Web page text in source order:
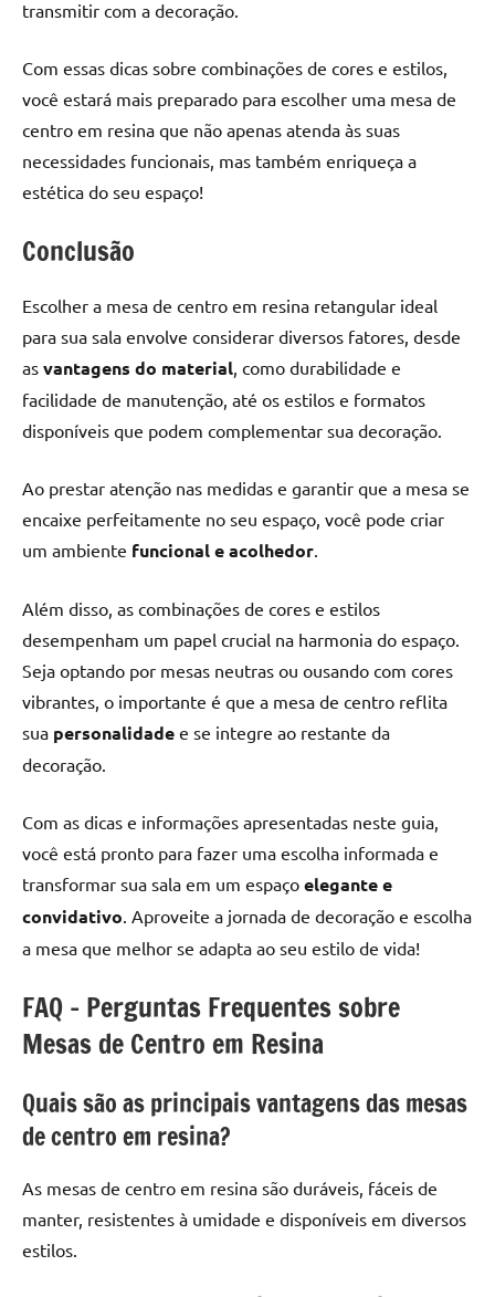
transmitir com a decoração.
Com essas dicas sobre combinações de cores e estilos,
você estará mais preparado para escolher uma mesa de
centro em resina que não apenas atenda às suas
necessidades funcionais, mas também enriqueça a
estética do seu espaço!
Conclusão
Escolher a mesa de centro em resina retangular ideal
para sua sala envolve considerar diversos fatores, desde
as vantagens do material, como durabilidade e
facilidade de manutenção, até os estilos e formatos
disponíveis que podem complementar sua decoração.
Ao prestar atenção nas medidas e garantir que a mesa se
encaixe perfeitamente no seu espaço, você pode criar
um ambiente funcional e acolhedor.
Além disso, as combinações de cores e estilos
desempenham um papel crucial na harmonia do espaço.
Seja optando por mesas neutras ou ousando com cores
vibrantes, o importante é que a mesa de centro reflita
sua personalidade e se integre ao restante da
decoração.
Com as dicas e informações apresentadas neste guia,
você está pronto para fazer uma escolha informada e
transformar sua sala em um espaço elegante e
convidativo. Aproveite a jornada de decoração e escolha
a mesa que melhor se adapta ao seu estilo de vida!
FAQ – Perguntas Frequentes sobre
Mesas de Centro em Resina
Quais são as principais vantagens das mesas
de centro em resina?
As mesas de centro em resina são duráveis, fáceis de
manter, resistentes à umidade e disponíveis em diversos
estilos.